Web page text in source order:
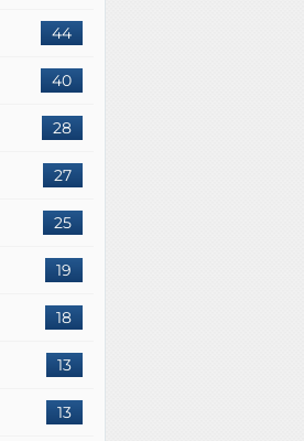
44
40
28
27
25
19
18
13
13